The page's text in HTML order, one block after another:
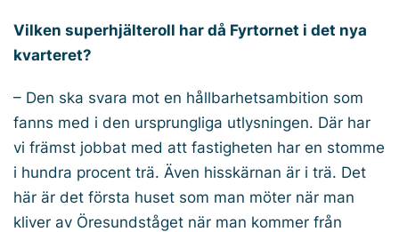
Vilken superhjälteroll har då Fyrtornet i det nya
kvarteret?
– Den ska svara mot en hållbarhetsambition som
fanns med i den ursprungliga utlysningen. Där har
vi främst jobbat med att fastigheten har en stomme
i hundra procent trä. Även hisskärnan är i trä. Det
här är det första huset som man möter när man
kliver av Öresundståget när man kommer från